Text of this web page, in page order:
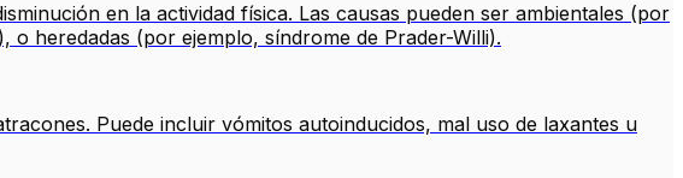
en la actividad física. Las causas pueden ser ambientales (por
heredadas (por ejemplo, síndrome de Prader-Willi).
Puede incluir vómitos autoinducidos, mal uso de laxantes u